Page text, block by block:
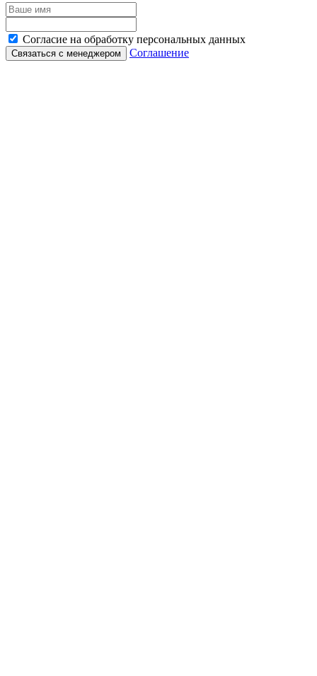
Согласие на обработку персональных данных
Соглашение